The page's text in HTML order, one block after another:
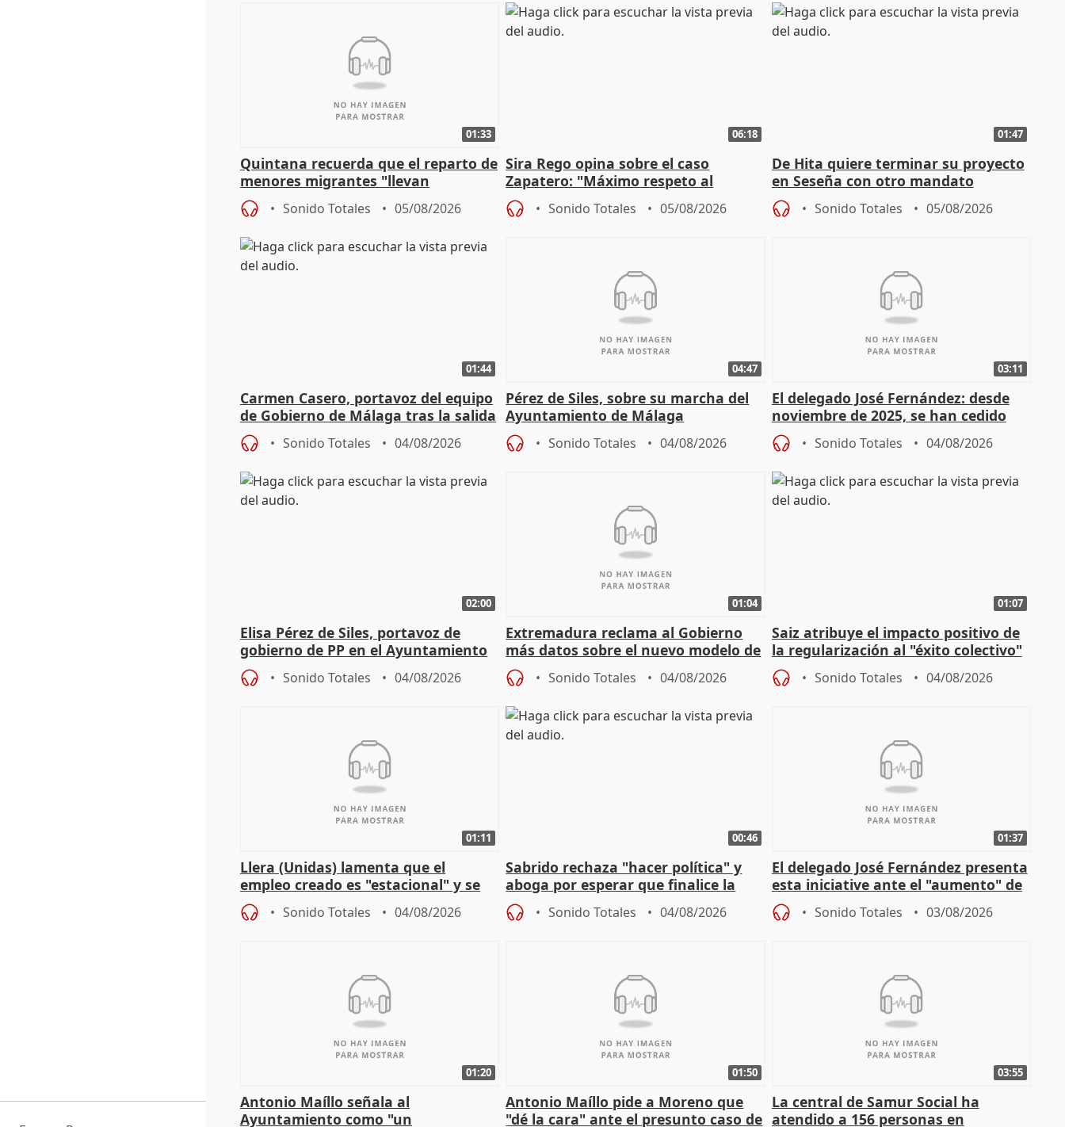
01:33
Quintana recuerda que el reparto de
menores migrantes "llevan
aportación del Gobierno" central
Sonido Totales 05/08/2026
06:18
Sira Rego opina sobre el caso
Zapatero: "Máximo respeto al
proceso judicial"
Sonido Totales 05/08/2026
01:47
De Hita quiere terminar su proyecto
en Seseña con otro mandato
Sonido Totales 05/08/2026
01:44
Carmen Casero, portavoz del equipo
de Gobierno de Málaga tras la salida
de Pérez de Siles
Sonido Totales 04/08/2026
04:47
Pérez de Siles, sobre su marcha del
Ayuntamiento de Málaga
Sonido Totales 04/08/2026
03:11
El delegado José Fernández: desde
noviembre de 2025, se han cedido
9.810 ayudas por nacimiento
Sonido Totales 04/08/2026
02:00
Elisa Pérez de Siles, portavoz de
gobierno de PP en el Ayuntamiento
de Málaga, deja la política
Sonido Totales 04/08/2026
01:04
Extremadura reclama al Gobierno
más datos sobre el nuevo modelo de
financiación
Sonido Totales 04/08/2026
01:07
Saiz atribuye el impacto positivo de
la regularización al "éxito colectivo"
del Gobierno
Sonido Totales 04/08/2026
01:11
Llera (Unidas) lamenta que el
empleo creado es "estacional" y se
"esfumará" al acabar el verano
Sonido Totales 04/08/2026
00:46
Sabrido rechaza "hacer política" y
aboga por esperar que finalice la
investigación del incendio
Sonido Totales 04/08/2026
01:37
El delegado José Fernández presenta
esta iniciative ante el "aumento" de
personas sin hogar en Madri
Sonido Totales 03/08/2026
01:20
Antonio Maíllo señala al
Ayuntamiento como "un
01:50
Antonio Maíllo pide a Moreno que
"dé la cara" ante el presunto caso de
03:55
La central de Samur Social ha
atendido a 156 personas en